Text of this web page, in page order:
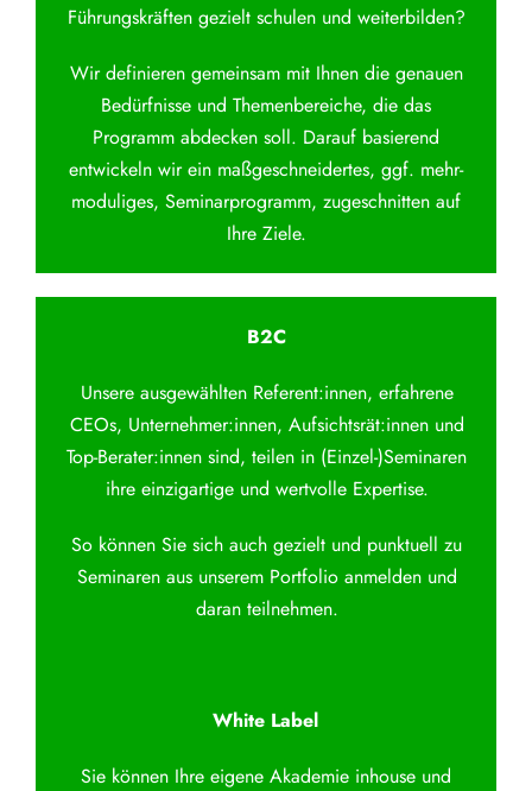
Führungskräften gezielt schulen und weiterbilden?
Wir definieren gemeinsam mit Ihnen die genauen
Bedürfnisse und Themenbereiche, die das
Programm abdecken soll. Darauf basierend
entwickeln wir ein maßgeschneidertes, ggf. mehr-
moduliges, Seminarprogramm, zugeschnitten auf
Ihre Ziele.
B2C
Unsere ausgewählten Referent:innen, erfahrene
CEOs, Unternehmer:innen, Aufsichtsrät:innen und
Top-Berater:innen sind, teilen in (Einzel-)Seminaren
ihre einzigartige und wertvolle Expertise.
So können Sie sich auch gezielt und punktuell zu
Seminaren aus unserem Portfolio anmelden und
daran teilnehmen.
White Label
Sie können Ihre eigene Akademie inhouse und